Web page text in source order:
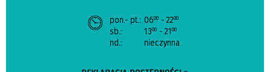
pon.- pt.: 0600 - 2200
sb.: 1300 - 21 00
nd.: nieczynna